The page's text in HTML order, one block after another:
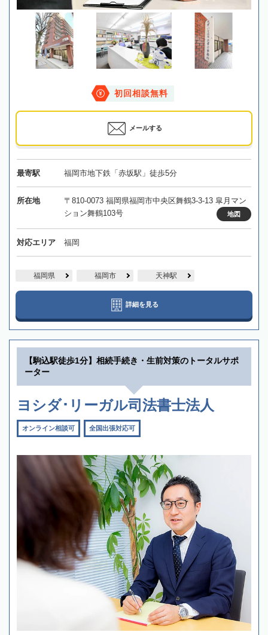
初回相談無料
メールする
最寄駅 福岡市地下鉄「赤坂駅」徒歩5分
所在地
〒810-0073 福岡県福岡市中央区舞鶴3-3-13 皐月マン
ション舞鶴103号
地図
対応エリア 福岡
福岡県 福岡市 天神駅
詳細を見る
【駒込駅徒歩1分】相続手続き・生前対策のトータルサポ
ーター
ヨシダ･リーガル司法書士法人
オンライン相談可 全国出張対応可